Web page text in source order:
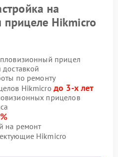
на
прицеле Hikmicro
прицел
по ремонту
Hikmicro до 3-х лет
прицелов
на ремонт
Hikmicro